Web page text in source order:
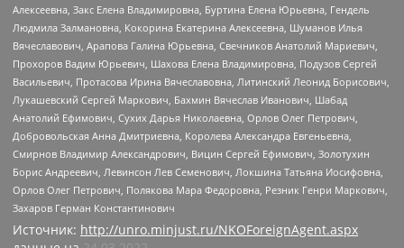
Алексеевна, Закс Елена Владимировна, Буртина Елена Юрьевна, Гендель
Людмила Залмановна, Кокорина Екатерина Алексеевна, Шуманов Илья
Вячеславович, Арапова Галина Юрьевна, Свечников Анатолий Мариевич,
Прохоров Вадим Юрьевич, Шахова Елена Владимировна, Подузов Сергей
Васильевич, Протасова Ирина Вячеславовна, Литинский Леонид Борисович,
Лукашевский Сергей Маркович, Бахмин Вячеслав Иванович, Шабад
Анатолий Ефимович, Сухих Дарья Николаевна, Орлов Олег Петрович,
Добровольская Анна Дмитриевна, Королева Александра Евгеньевна,
Смирнов Владимир Александрович, Вицин Сергей Ефимович, Золотухин
Борис Андреевич, Левинсон Лев Семенович, Локшина Татьяна Иосифовна,
Орлов Олег Петрович, Полякова Мара Федоровна, Резник Генри Маркович,
Захаров Герман Константинович
Источник: http://unro.minjust.ru/NKOForeignAgent.aspx